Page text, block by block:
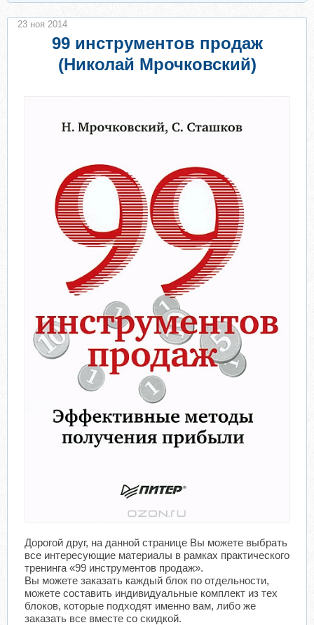
99 инструментов продаж
(Николай Мрочковский)
Дорогой друг, на данной странице Вы можете выбрать
все интересующие материалы в рамках практического
тренинга «99 инструментов продаж».
Вы можете заказать каждый блок по отдельности,
можете составить индивидуальные комплект из тех
блоков, которые подходят именно вам, либо же
заказать все вместе со скидкой.
23 ноя 2014